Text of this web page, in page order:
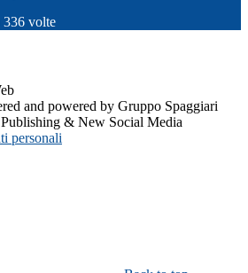
336 volte
and powered by Gruppo Spaggiari
& New Social Media
personali